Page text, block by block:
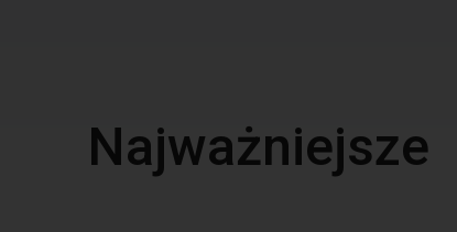
Najważniejsze